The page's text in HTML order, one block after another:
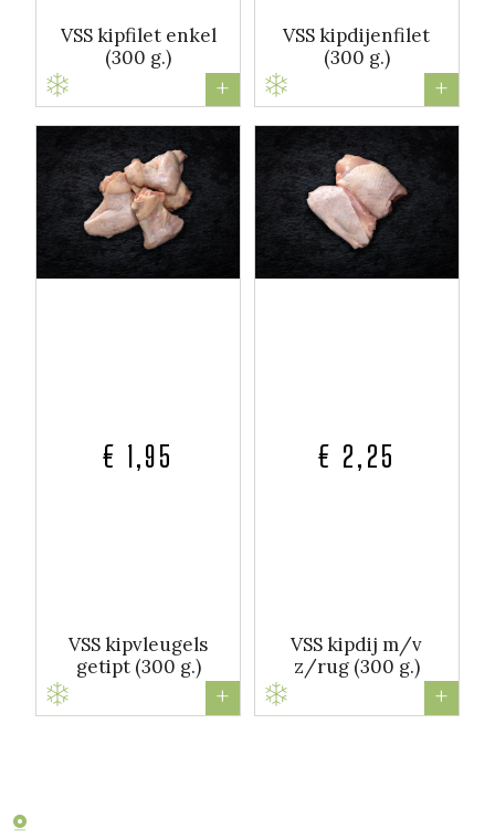
VSS kipfilet enkel
(300 g.)
+
VSS kipdijenfilet
(300 g.)
+
€ 1,95
VSS kipvleugels
getipt (300 g.)
+
€ 2,25
VSS kipdij m/v
z/rug (300 g.)
+